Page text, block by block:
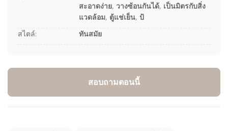
สะอาดง่าย, วางซ้อนกันได้, เป็นมิตรกับสิ่ง
แวดล้อม, ตู้แช่เย็น, ป้
สไตล์: ทันสมัย
สอบถามตอนนี้